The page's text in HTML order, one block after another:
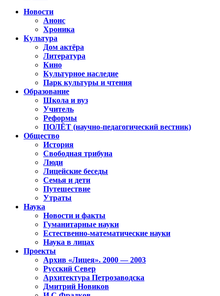
Новости
Анонс
Хроника
Культура
Дом актёра
Литература
Кино
Культурное наследие
Парк культуры и чтения
Образование
Школа и вуз
Учитель
Реформы
ПОЛЁТ (научно-педагогический вестник)
Общество
История
Свободная трибуна
Люди
Лицейские беседы
Семья и дети
Путешествие
Утраты
Наука
Новости и факты
Гуманитарные науки
Естественно-математические науки
Наука в лицах
Проекты
Архив «Лицея». 2000 — 2003
Русский Север
Архитектура Петрозаводска
Дмитрий Новиков